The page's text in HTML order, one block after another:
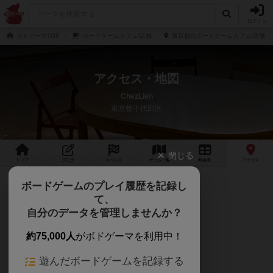
アクセス・地図
ChezLien
ゲーム 一覧 料金 アクセス
◆住所
東京都千代田区平河町1-7-1
ライオンズマンション平河町W401
閉じる
ボードゲームのプレイ履歴を記録し
て、
自分のデータを管理しませんか？
約75,000人がボドゲーマを利用中！
遊んだボードゲームを記録する